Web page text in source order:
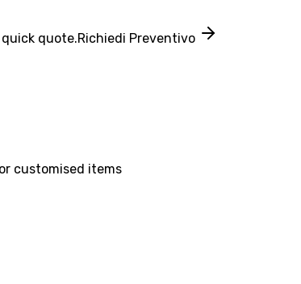
quote.Richiedi Preventivo
customised items